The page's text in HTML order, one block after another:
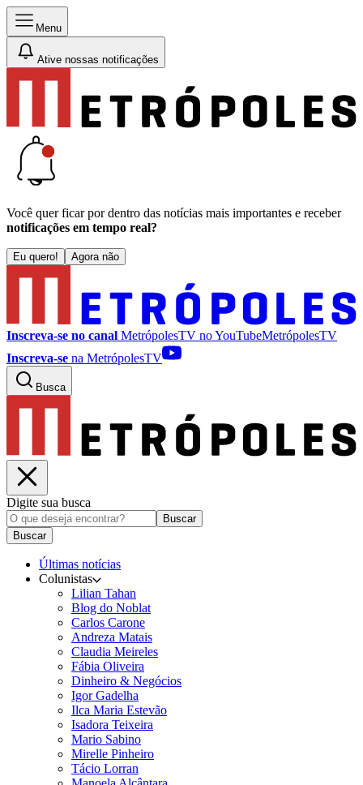
Menu
Ative nossas notificações
Você quer ficar por dentro das notícias mais importantes e receber
notificações em tempo real?
Eu quero! Agora não
Inscreva-se no canal MetrópolesTV noYouTubeMetrópolesTV
Inscreva-se na MetrópolesTV
Busca
Digite sua busca
Buscar
Buscar
Últimas notícias
Colunistas
Lilian Tahan
Blog do Noblat
Carlos Carone
Andreza Matais
Claudia Meireles
Fábia Oliveira
Dinheiro & Negócios
Igor Gadelha
Ilca Maria Estevão
Isadora Teixeira
Mario Sabino
Mirelle Pinheiro
Tácio Lorran